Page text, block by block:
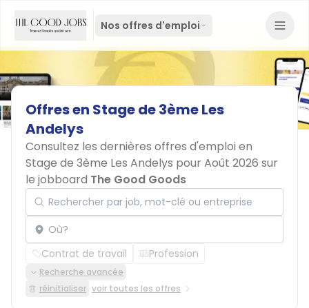
Nos offres d'emploi
Offresen Stagede3èmeLes
Andelys
Consultez les dernières offres d'emploi en
Stage de 3ème Les Andelys pour Août 2026 sur
le jobboard The Good Goods
Rechercher par job, mot-clé ou entreprise
Localisation
Contrat de travail Profession
Recherche avancée
réinitialiser voir toutes les offres